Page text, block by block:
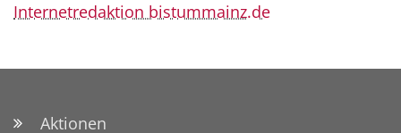
Internetredaktion bistummainz.de
Aktionen